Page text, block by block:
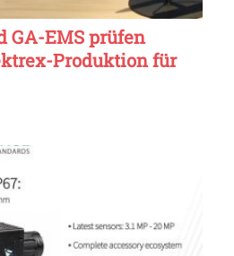
GA-EMS prüfen
Produktion für